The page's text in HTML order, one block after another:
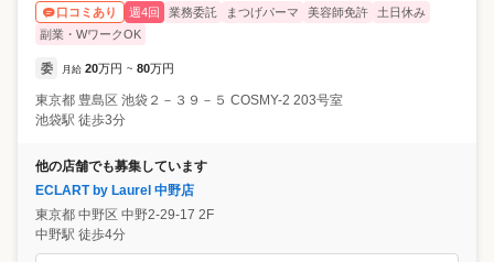
口コミあり 週4回 業務委託 まつげパーマ 美容師免許
土日休み
副業・WワークOK
委 月給 20万円 ~ 80万円
東京都 豊島区 池袋２－３９－５ COSMY-2 203号室
池袋駅 徒歩3分
他の店舗でも募集しています
ECLART by Laurel 中野店
東京都 中野区 中野2-29-17 2F
中野駅 徒歩4分